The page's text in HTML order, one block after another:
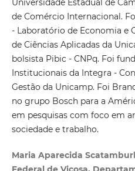
Universidade Estadual de
de Comércio Internacional.
- Laboratório de Economia e
de Ciências Aplicadas da
bolsista Pibic - CNPq. Foi
Institucionais da Integra -
Gestão da Unicamp. Foi
no grupo Bosch para a
em pesquisas com foco em
sociedade e trabalho.
Maria Aparecida